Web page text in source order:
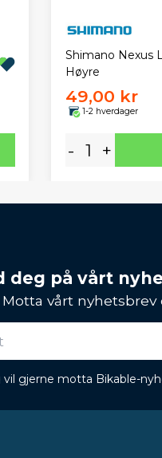
Shimano Nexus
Høyre
49,00 kr
1-2 hverdager
- +
deg på vårt
Motta vårt
vil gjerne motta Bikable-